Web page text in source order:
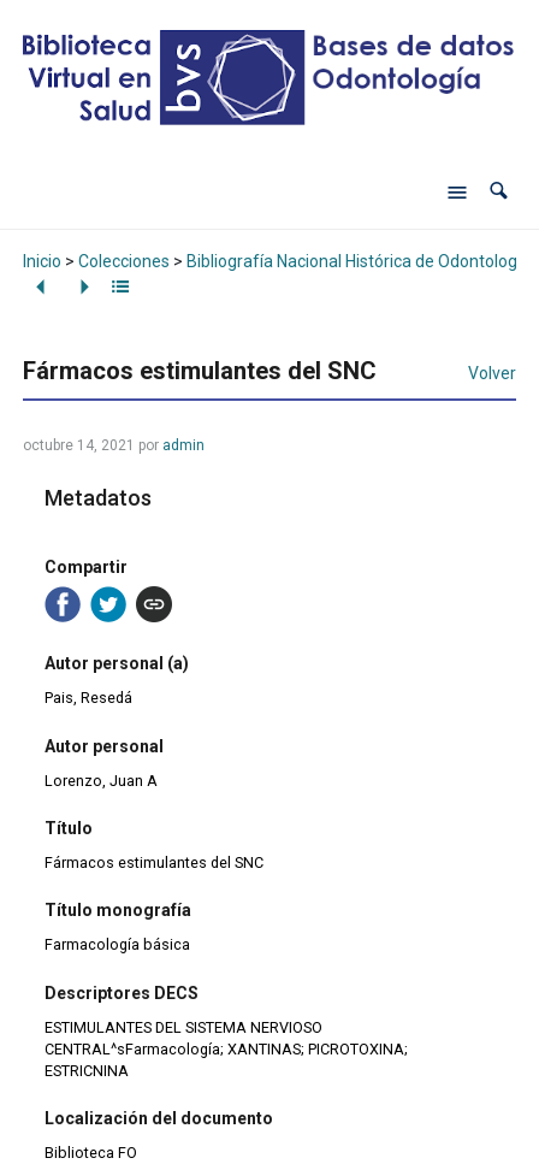
Inicio > Colecciones > Bibliografía Nacional Histórica de Odontología
Fármacos estimulantes del SNC Volver
octubre 14, 2021 por admin
Metadatos
Compartir
Autor personal (a)
Pais, Resedá
Autor personal
Lorenzo, Juan A
Título
Fármacos estimulantes del SNC
Título monografía
Farmacología básica
Descriptores DECS
ESTIMULANTES DEL SISTEMA NERVIOSO
CENTRAL^sFarmacología; XANTINAS; PICROTOXINA;
ESTRICNINA
Localización del documento
Biblioteca FO